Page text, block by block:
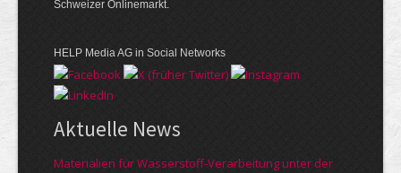
Schweizer Onlinemarkt.
HELP Media AG in Social Networks
Aktuelle News
Materialien für Wasserstoff-Verarbeitung unter der